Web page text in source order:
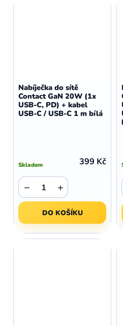
Nabíječka do sítě
Contact GaN 20W (1x
USB-C, PD) + kabel
USB-C / USB-C 1 m bílá
Skladem 399 Kč
+
−
DO KOŠÍKU